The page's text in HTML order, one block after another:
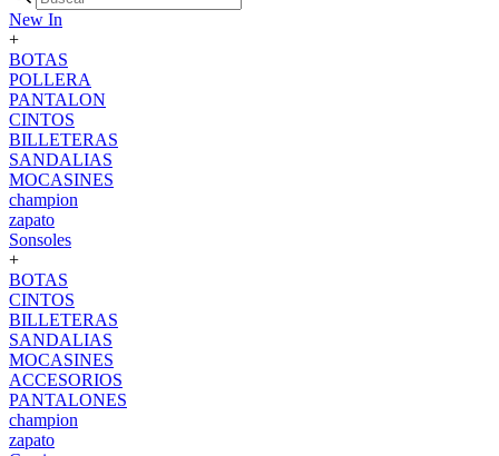
New In
+
BOTAS
POLLERA
PANTALON
CINTOS
BILLETERAS
SANDALIAS
MOCASINES
champion
zapato
Sonsoles
+
BOTAS
CINTOS
BILLETERAS
SANDALIAS
MOCASINES
ACCESORIOS
PANTALONES
champion
zapato